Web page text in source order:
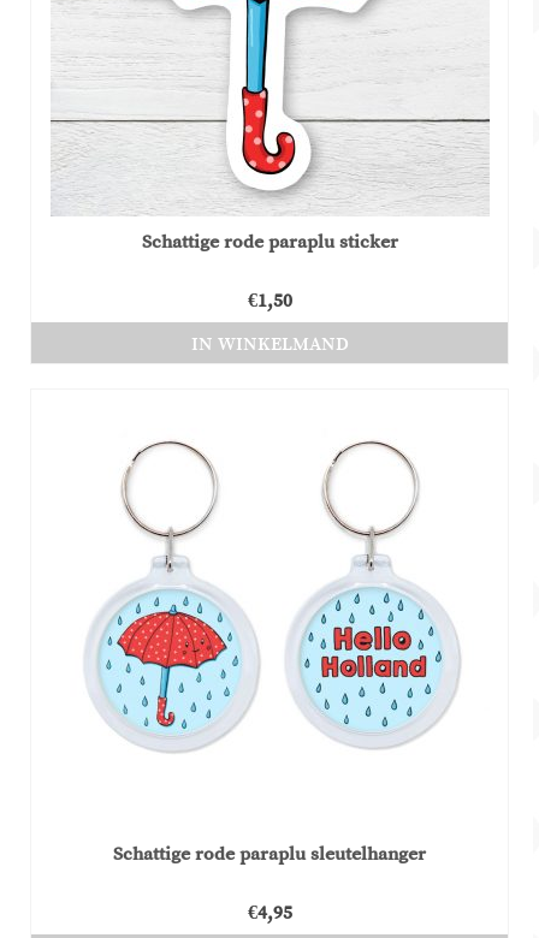
Schattige rode paraplu sticker
€1,50
IN WINKELMAND
Schattige rode paraplu sleutelhanger
€4,95